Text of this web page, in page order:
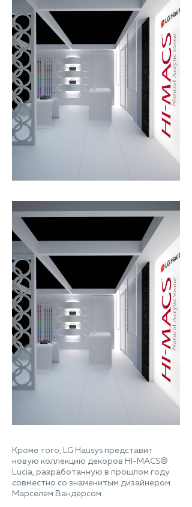
Кроме того, LG Hausys представит
новую коллекцию декоров HI-MACS®
Lucia, разработанную в прошлом году
совместно со знаменитым дизайнером
Марселем Вандерсом.